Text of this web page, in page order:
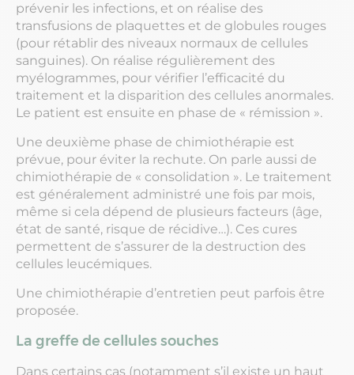
prévenir les infections, et on réalise des
transfusions de plaquettes et de globules rouges
(pour rétablir des niveaux normaux de cellules
sanguines). On réalise régulièrement des
myélogrammes, pour vérifier l’efficacité du
traitement et la disparition des cellules anormales.
Le patient est ensuite en phase de « rémission ».
Une deuxième phase de chimiothérapie est
prévue, pour éviter la rechute. On parle aussi de
chimiothérapie de « consolidation ». Le traitement
est généralement administré une fois par mois,
même si cela dépend de plusieurs facteurs (âge,
état de santé, risque de récidive…). Ces cures
permettent de s’assurer de la destruction des
cellules leucémiques.
Une chimiothérapie d’entretien peut parfois être
proposée.
La greffe de cellules souches
Dans certains cas (notamment s’il existe un haut